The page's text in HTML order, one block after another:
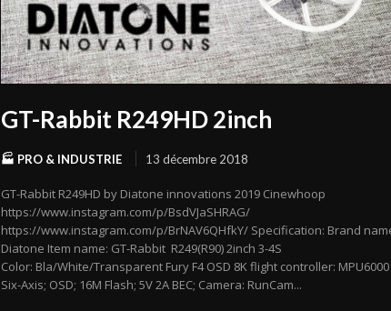
GT-Rabbit R249HD 2inch
🏭 PRO & INDUSTRIE 13 décembre 2018
GT-Rabbit R249HD by Diatone innovations 2019 Cinewhoop
https://www.instagram.com/p/BsdVJaSHRAG/
https://www.instagram.com/p/BrNAV6QHfkY/ Specification: Brand
Diatone Item name: GT-Rabbit R249(R90) 2inch 3-4S
Color: Bla/White/Transparent Fury F4 OSD 8K flight controller: MPU6000
Six-Axis; OSD; 16M Flash; 5V 2A BEC; Camera: RunCam...